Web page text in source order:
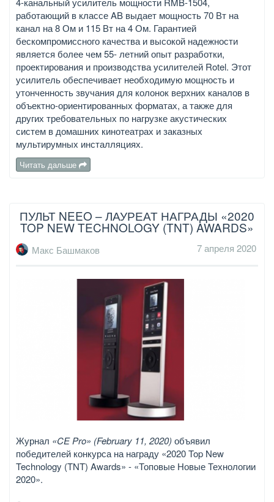
работающий в классе AB выдает мощность 70 Вт на
канал на 8 Ом и 115 Вт на 4 Ом. Гарантией
бескомпромиссного качества и высокой надежности
является более чем 55- летний опыт разработки,
проектирования и производства усилителей Rotel. Этот
усилитель обеспечивает необходимую мощность и
утонченность звучания для колонок верхних каналов в
объектно-ориентированных форматах, а также для
других требовательных по нагрузке акустических
систем в домашних кинотеатрах и заказных
мультирумных инсталляциях.
Читать дальше
ПУЛЬТ NEEO – ЛАУРЕАТ НАГРАДЫ «2020
TOP NEW TECHNOLOGY (TNT) AWARDS»
Макс Башмаков 7 апреля 2020
Журнал «CE Pro» (February 11, 2020) объявил
победителей конкурса на награду «2020 Top New
Technology (TNT) Awards» - «Топовые Новые Технологии
2020».